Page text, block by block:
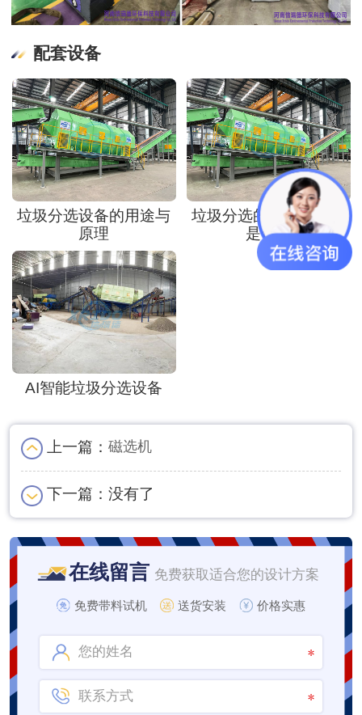
配套设备
垃圾分选设备的用途与
原理
垃圾分选的目的和意义
是什么
AI智能垃圾分选设备
上一篇：磁选机
下一篇：没有了
在线留言 免费获取适合您的设计方案
免费带料试机 送货安装 价格实惠